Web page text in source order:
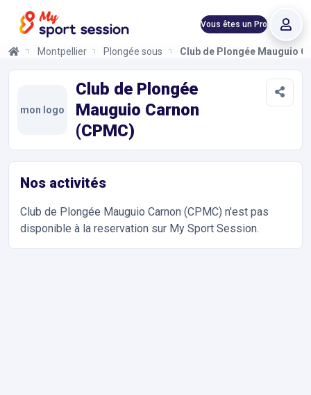
Vous êtes un Pro
Montpellier Plongée sous-marineClub de Plongée Mauguio
mon logo
Club de Plongée
Mauguio Carnon
(CPMC)
Nos activités
Club de Plongée Mauguio Carnon (CPMC) n'est pas
disponible à la reservation sur My Sport Session.